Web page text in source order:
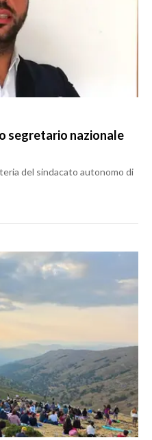
segretario nazionale
del sindacato autonomo di